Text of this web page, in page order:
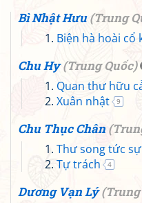
Bì Nhật Hưu (Trung
Biện hà hoài cổ
Chu Hy (Trung Quốc)
Quan thư hữu
Xuân nhật 9
Chu Thục Chân (
Thư song tức sự
Tự trách 4
Dương Vạn Lý (Trung